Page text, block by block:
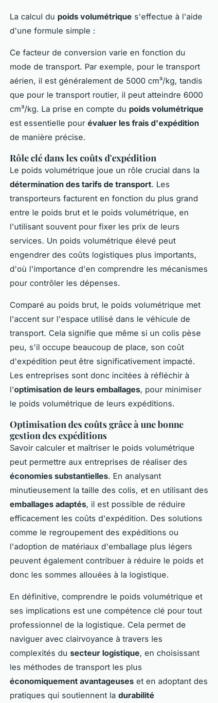
La calcul du poids volumétrique s'effectue à l'aide
d'une formule simple :
Ce facteur de conversion varie en fonction du
mode de transport. Par exemple, pour le transport
aérien, il est généralement de 5000 cm³/kg, tandis
que pour le transport routier, il peut atteindre 6000
cm³/kg. La prise en compte du poids volumétrique
est essentielle pour évaluer les frais d'expédition
de manière précise.
Rôle clé dans les coûts d'expédition
Le poids volumétrique joue un rôle crucial dans la
détermination des tarifs de transport. Les
transporteurs facturent en fonction du plus grand
entre le poids brut et le poids volumétrique, en
l'utilisant souvent pour fixer les prix de leurs
services. Un poids volumétrique élevé peut
engendrer des coûts logistiques plus importants,
d'où l'importance d'en comprendre les mécanismes
pour contrôler les dépenses.
Comparé au poids brut, le poids volumétrique met
l'accent sur l'espace utilisé dans le véhicule de
transport. Cela signifie que même si un colis pèse
peu, s'il occupe beaucoup de place, son coût
d'expédition peut être significativement impacté.
Les entreprises sont donc incitées à réfléchir à
l'optimisation de leurs emballages, pour minimiser
le poids volumétrique de leurs expéditions.
Optimisation des coûts grâce à une bonne
gestion des expéditions
Savoir calculer et maîtriser le poids volumétrique
peut permettre aux entreprises de réaliser des
économies substantielles. En analysant
minutieusement la taille des colis, et en utilisant des
emballages adaptés, il est possible de réduire
efficacement les coûts d'expédition. Des solutions
comme le regroupement des expéditions ou
l'adoption de matériaux d'emballage plus légers
peuvent également contribuer à réduire le poids et
donc les sommes allouées à la logistique.
En définitive, comprendre le poids volumétrique et
ses implications est une compétence clé pour tout
professionnel de la logistique. Cela permet de
naviguer avec clairvoyance à travers les
complexités du secteur logistique, en choisissant
les méthodes de transport les plus
économiquement avantageuses et en adoptant des
pratiques qui soutiennent la durabilité